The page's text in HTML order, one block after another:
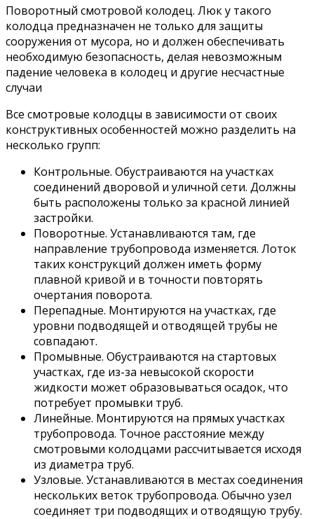
Поворотный смотровой колодец. Люк у такого
колодца предназначен не только для защиты
сооружения от мусора, но и должен обеспечивать
необходимую безопасность, делая невозможным
падение человека в колодец и другие несчастные
случаи
Все смотровые колодцы в зависимости от своих
конструктивных особенностей можно разделить на
несколько групп:
Контрольные. Обустраиваются на участках
соединений дворовой и уличной сети. Должны
быть расположены только за красной линией
застройки.
Поворотные. Устанавливаются там, где
направление трубопровода изменяется. Лоток
таких конструкций должен иметь форму
плавной кривой и в точности повторять
очертания поворота.
Перепадные. Монтируются на участках, где
уровни подводящей и отводящей трубы не
совпадают.
Промывные. Обустраиваются на стартовых
участках, где из-за невысокой скорости
жидкости может образовываться осадок, что
потребует промывки труб.
Линейные. Монтируются на прямых участках
трубопровода. Точное расстояние между
смотровыми колодцами рассчитывается исходя
из диаметра труб.
Узловые. Устанавливаются в местах соединения
нескольких веток трубопровода. Обычно узел
соединяет три подводящих и отводящую трубу.